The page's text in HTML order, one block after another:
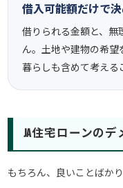
借入可能額だけで
借りられる金額と、無
ん。土地や建物の希
暮らしも含めて考える
JA住宅ローンのデ
もちろん、良いことばか